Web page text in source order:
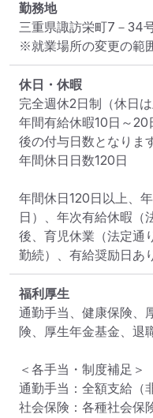
勤務地
三重県諏訪栄町7－34
※就業場所の変更の範
休日・休暇
完全週休2日制（休日は
年間有給休暇10日～20
後の付与日数となりま
年間休日日数120日
年間休日120日以上、
日）、年次有給休暇（
後、育児休業（法定通
勤続）、有給奨励日あ
福利厚生
通勤手当、健康保険、
険、厚生年金基金、退
＜各手当・制度補足＞
通勤手当：全額支給（
社会保険：各種社会保